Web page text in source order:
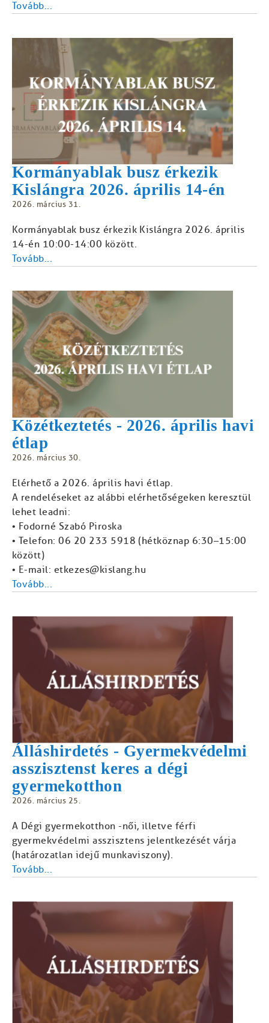
Tovább...
Kormányablak busz érkezik
Kislángra 2026. április 14-én
2026. március 31.
Kormányablak busz érkezik Kislángra 2026. április
14-én 10:00-14:00 között.
Tovább...
Közétkeztetés - 2026. április havi
étlap
2026. március 30.
Elérhető a 2026. április havi étlap.
A rendeléseket az alábbi elérhetőségeken keresztül
lehet leadni:
• Fodorné Szabó Piroska
• Telefon: 06 20 233 5918 (hétköznap 6:30–15:00
között)
• E-mail: etkezes@kislang.hu
Tovább...
Álláshirdetés - Gyermekvédelmi
asszisztenst keres a dégi
gyermekotthon
2026. március 25.
A Dégi gyermekotthon -női, illetve férfi
gyermekvédelmi asszisztens jelentkezését várja
(határozatlan idejű munkaviszony).
Tovább...